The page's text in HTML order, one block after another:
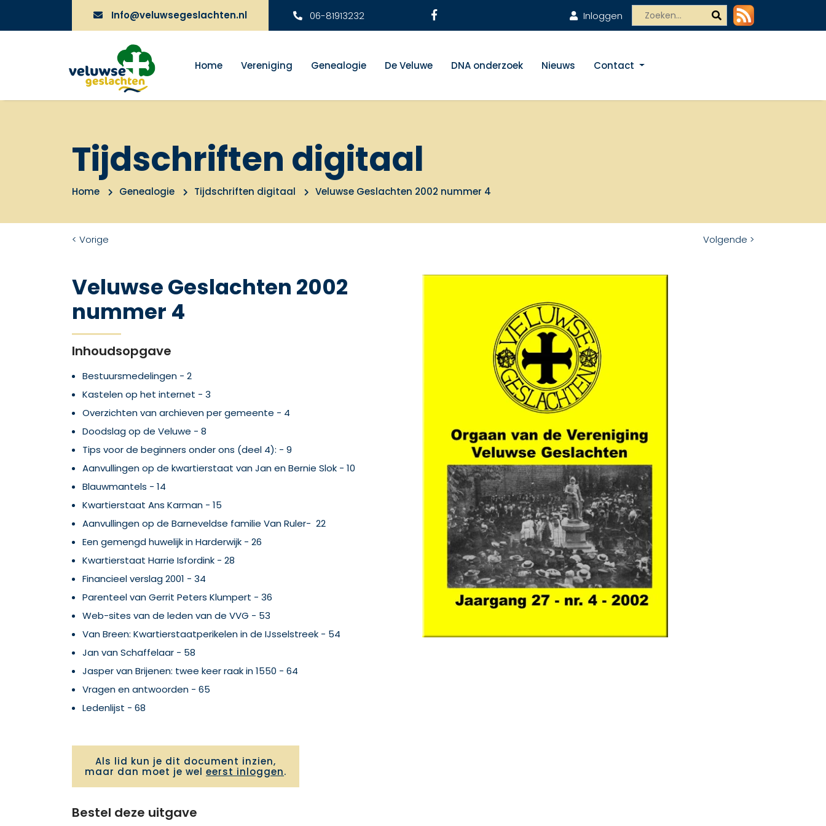
Info@veluwsegeslachten.nl 06-81913232 Inloggen
Home Vereniging Genealogie De Veluwe DNA onderzoek Nieuws Contact
Tijdschriften digitaal
Home Genealogie Tijdschriften digitaal Veluwse Geslachten 2002 nummer 4
< Vorige Volgende >
Veluwse Geslachten 2002
nummer 4
Inhoudsopgave
Bestuursmedelingen - 2
Kastelen op het internet - 3
Overzichten van archieven per gemeente - 4
Doodslag op de Veluwe - 8
Tips voor de beginners onder ons (deel 4): - 9
Aanvullingen op de kwartierstaat van Jan en Bernie Slok - 10
Blauwmantels - 14
Kwartierstaat Ans Karman - 15
Aanvullingen op de Barneveldse familie Van Ruler- 22
Een gemengd huwelijk in Harderwijk - 26
Kwartierstaat Harrie Isfordink - 28
Financieel verslag 2001 - 34
Parenteel van Gerrit Peters Klumpert - 36
Web-sites van de leden van de VVG - 53
Van Breen: Kwartierstaatperikelen in de IJsselstreek - 54
Jan van Schaffelaar - 58
Jasper van Brijenen: twee keer raak in 1550 - 64
Vragen en antwoorden - 65
Ledenlijst - 68
Als lid kun je dit document inzien,
maar dan moet je wel eerst inloggen.
Bestel deze uitgave